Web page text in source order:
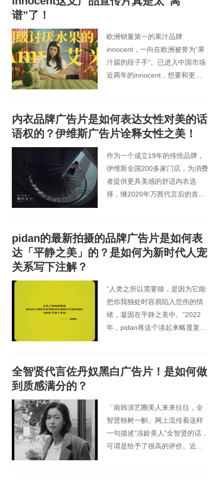
描述了一个藏在头发里的世界。
谱”了！
欧洲销量第一的果汁品牌
innocent，一向在欧洲被誉为“果
汁届的段子手”。已进入中国市场
近两年的innocent，想要和更多
的“出乎意料”给大家呢？
内衣品牌广告片是如何表达女性对美的话
语权的？伊维斯广告片诠释女性之美！
作为一个成立19年的传统品牌，
伊维斯全国200多家门店，为消费
者提供更具美感的舒适内衣选
择，继2020年万茜代言后的首次
角将女性本身的美解放出来，用6
个女性的经历回到美的探讨上，
美不是问题，谁说了算，才是真
pidan的最新拍摄的品牌广告片是如何表
达「平静之美」的？是如何为新时代人宠
关系写下注解？
“人类之所以需要猫，是因为它能
把你我独处时容易陷入悲伤的情
绪，凝固在平静之美中。”2022
年，pidan将这个读起来略显复杂
着创始人马文飞的切身经历，也
总结出他对当代人宠关系的具身
全智贤代言佐丹奴黑白广告片！是如何做
到质感满分的？
「南韩演艺圈美人来来往往，全
智贤独树一帜」网上流传着这样
一句描述“冻龄美人”全智贤的话，
可谓是给予了很高的评价。近日